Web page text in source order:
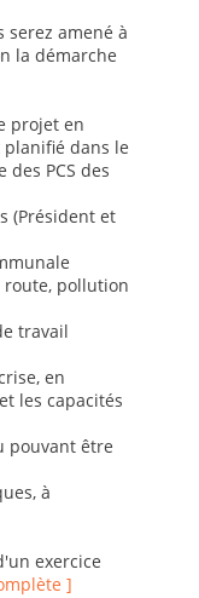
serez amené à
la démarche
projet en
dans le
PCS des
(Président et
route, pollution
travail
en
les capacités
pouvant être
à
exercice
]